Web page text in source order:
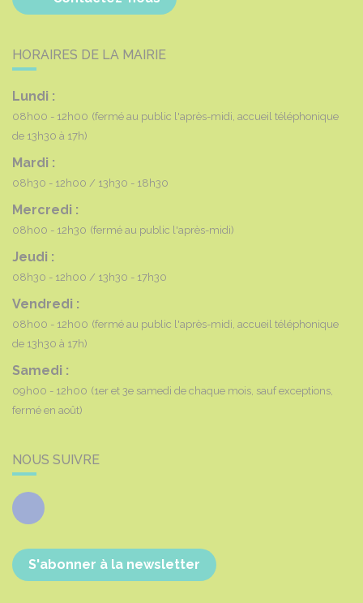
HORAIRES DE LA MAIRIE
Lundi :
08h00 - 12h00 (fermé au public l'après-midi, accueil téléphonique
de 13h30 à 17h)
Mardi :
08h30 - 12h00 13h30 - 18h30
Mercredi :
08h00 - 12h30 (fermé au public l'après-midi)
Jeudi :
08h30 - 12h00 13h30 - 17h30
Vendredi :
08h00 - 12h00 (fermé au public l'après-midi, accueil téléphonique
de 13h30 à 17h)
Samedi :
09h00 - 12h00 (1er et 3e samedi de chaque mois, sauf exceptions,
fermé en août)
NOUS SUIVRE
Facebook
S'abonner à la newsletter